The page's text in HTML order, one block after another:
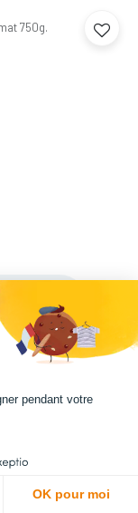
750g.
pendant votre
OK pour moi